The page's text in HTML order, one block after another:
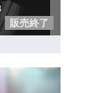
販売終了